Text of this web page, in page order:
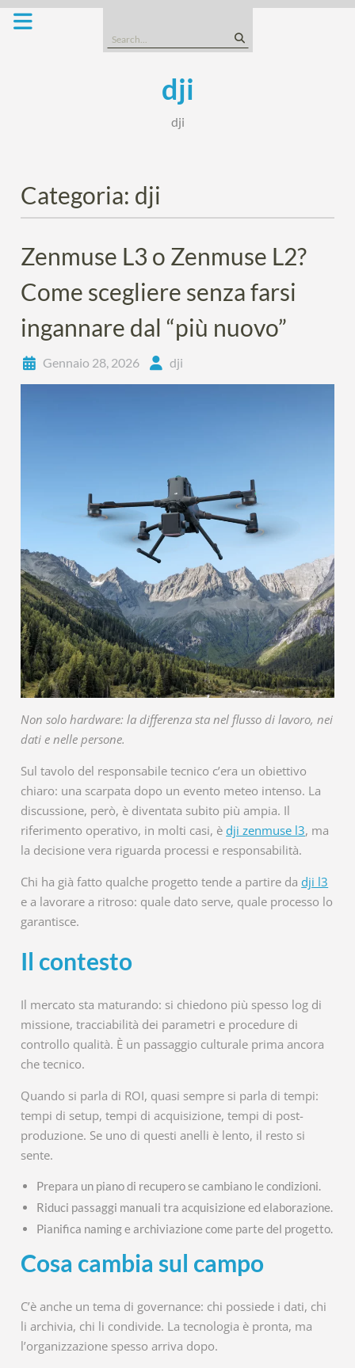
Skip
Search
for:
dji
dji
Categoria: dji
Zenmuse L3 o Zenmuse L2?
Come scegliere senza farsi
ingannare dal “più nuovo”
Gennaio 28, 2026 dji
Non solo hardware: la differenza sta nel flusso di lavoro, nei
dati e nelle persone.
Sul tavolo del responsabile tecnico c’era un obiettivo
chiaro: una scarpata dopo un evento meteo intenso. La
discussione, però, è diventata subito più ampia. Il
riferimento operativo, in molti casi, èdji zenmuse l3, ma
la decisione vera riguarda processi e responsabilità.
Chi ha già fatto qualche progetto tende a partire dadji l3
e a lavorare a ritroso: quale dato serve, quale processo lo
garantisce.
Il contesto
Il mercato sta maturando: si chiedono più spesso log di
missione, tracciabilità dei parametri e procedure di
controllo qualità. È un passaggio culturale prima ancora
che tecnico.
Quando si parla di ROI, quasi sempre si parla di tempi:
tempi di setup, tempi di acquisizione, tempi di post-
produzione. Se uno di questi anelli è lento, il resto si
sente.
Prepara un piano di recupero se cambiano le condizioni.
Riduci passaggi manuali tra acquisizione ed elaborazione.
Pianifica naming e archiviazione come parte del progetto.
Cosa cambia sul campo
C’è anche un tema di governance: chi possiede i dati, chi
li archivia, chi li condivide. La tecnologia è pronta, ma
l’organizzazione spesso arriva dopo.